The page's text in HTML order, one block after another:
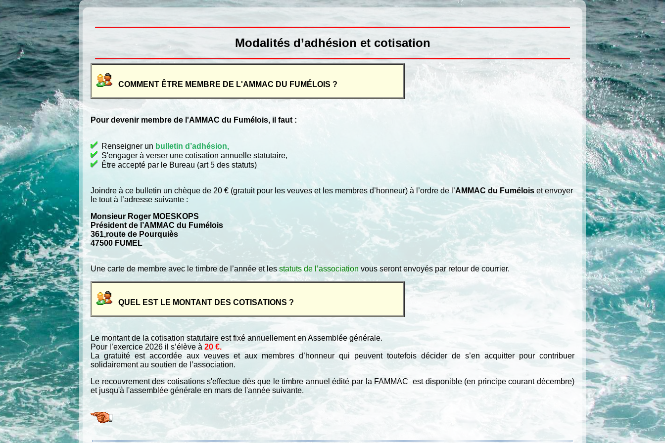
Modalités d’adhésion et cotisation
COMMENT ÊTRE MEMBRE DE L'AMMAC DU FUMÉLOIS ?
Pour devenir membre de l'AMMAC du Fumélois, il faut :
Renseigner un bulletin d’adhésion,
S'engager à verser une cotisation annuelle statutaire,
Être accepté par le Bureau (art 5 des statuts)
Joindre à ce bulletin un chèque de 20 € (gratuit pour les veuves et les membres d’honneur) à l’ordre de l’AMMAC du Fumélois et envoyer
le tout à l’adresse suivante :
Monsieur Roger MOESKOPS
Président de l’AMMAC du Fumélois
361,route de Pourquiès
47500 FUMEL
Une carte de membre avec le timbre de l’année et les statuts de l’association vous seront envoyés par retour de courrier.
QUEL EST LE MONTANT DES COTISATIONS ?
Le montant de la cotisation statutaire est fixé annuellement en Assemblée générale.
Pour l’exercice 2026 il s’élève à 20 €.
La gratuité est accordée aux veuves et aux membres d’honneur qui peuvent toutefois décider de s’en acquitter pour contribuer
solidairement au soutien de l’association.
Le recouvrement des cotisations s'effectue dès que le timbre annuel édité par la FAMMAC est disponible (en principe courant décembre)
et jusqu'à l'assemblée générale en mars de l'année suivante.